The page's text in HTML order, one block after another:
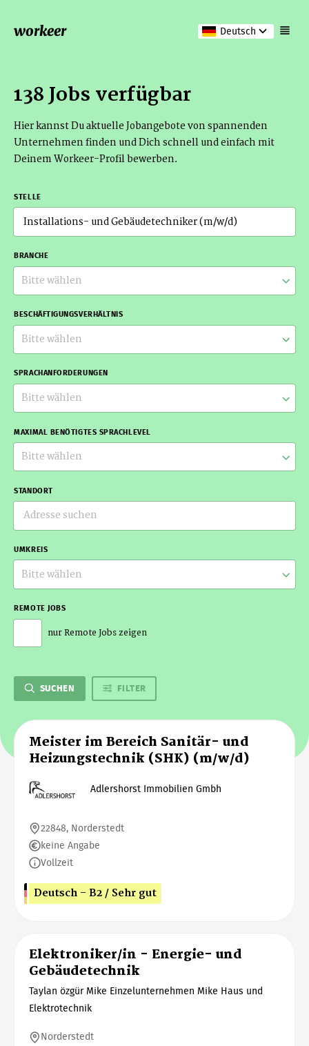
workeer Deutsch
138 Jobs verfügbar
Hier kannst Du aktuelle Jobangebote von spannenden
Unternehmen finden und Dich schnell und einfach mit
Deinem Workeer-Profil bewerben.
STELLE
BRANCHE
Bitte wählen
BESCHÄFTIGUNGSVERHÄLTNIS
Bitte wählen
SPRACHANFORDERUNGEN
Bitte wählen
MAXIMAL BENÖTIGTES SPRACHLEVEL
Bitte wählen
STANDORT
UMKREIS
Bitte wählen
REMOTE JOBS
nur Remote Jobs zeigen
SUCHEN FILTER
Meister im Bereich Sanitär- und
Heizungstechnik (SHK) (m/w/d)
Adlershorst Immobilien Gmbh
22848, Norderstedt
keine Angabe
Vollzeit
Deutsch - B2 / Sehr gut
Elektroniker/in - Energie- und
Gebäudetechnik
Taylan özgür Mike Einzelunternehmen Mike Haus und
Elektrotechnik
Norderstedt